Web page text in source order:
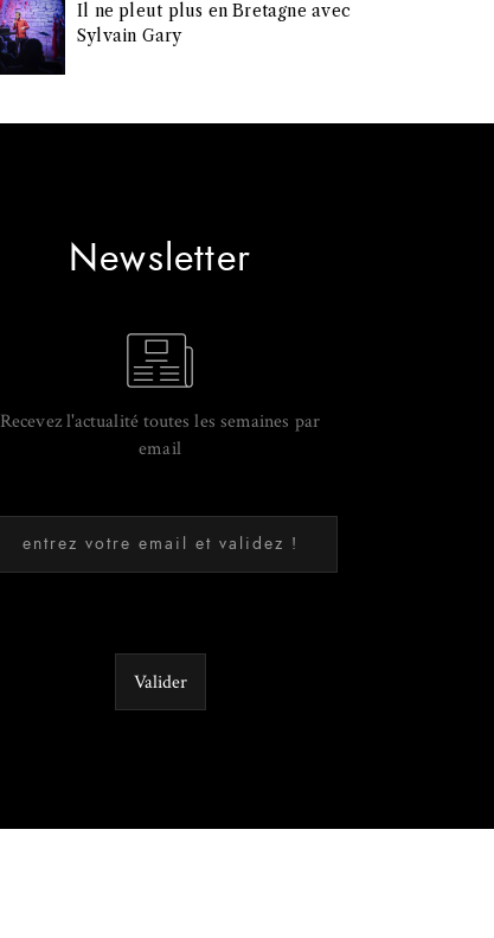
Il ne pleut plus en Bretagne avec
Sylvain Gary
Newsletter
Recevez l'actualité toutes les semaines par
email